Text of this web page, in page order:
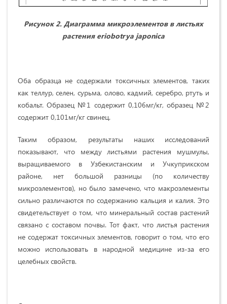
Рисунок 2. Диаграмма микроэлементов в листьях
растения eriobotrya japonica
Оба образца не содержали токсичных элементов, таких
как теллур, селен, сурьма, олово, кадмий, серебро, ртуть и
кобальт. Образец №1 содержит 0,106мг/кг, образец №2
содержит 0,101мг/кг свинец.
Таким образом, результаты наших исследований
показывают, что между листьями растения мушмулы,
выращиваемого в Узбекистанским и Учкуприкском
районе, нет большой разницы (по количеству
микроэлементов), но было замечено, что макроэлементы
сильно различаются по содержанию кальция и калия. Это
свидетельствует о том, что минеральный состав растений
связано с составом почвы. Тот факт, что листья растения
не содержат токсичных элементов, говорит о том, что его
можно использовать в народной медицине из-за его
целебных свойств.